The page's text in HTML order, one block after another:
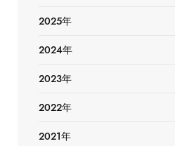
2025年
2024年
2023年
2022年
2021年